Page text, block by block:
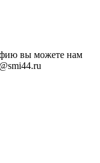
вы можете нам